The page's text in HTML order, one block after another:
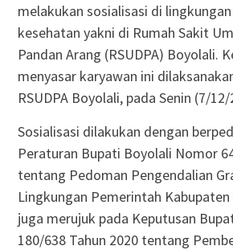
melakukan sosialisasi di
kesehatan yakni di Rumah Sakit
Pandan Arang (RSUDPA) Boyolali.
menyasar karyawan ini
RSUDPA Boyolali, pada Senin (7/
Sosialisasi dilakukan dengan
Peraturan Bupati Boyolali Nomor
tentang Pedoman Pengendalian
Lingkungan Pemerintah
juga merujuk pada Keputusan
180/638 Tahun 2020 tentang